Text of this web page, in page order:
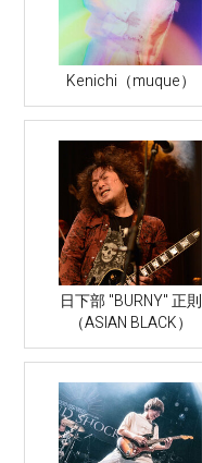
Kenichi（muque）
日下部 "BURNY" 正則
（ASIAN BLACK）